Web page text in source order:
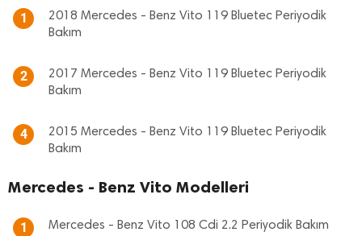
1
2018 Mercedes - Benz Vito 119 Bluetec Periyodik
Bakım
2
2017 Mercedes - Benz Vito 119 Bluetec Periyodik
Bakım
4
2015 Mercedes - Benz Vito 119 Bluetec Periyodik
Bakım
Mercedes - Benz Vito Modelleri
1 Mercedes - Benz Vito 108 Cdi 2.2 Periyodik Bakım